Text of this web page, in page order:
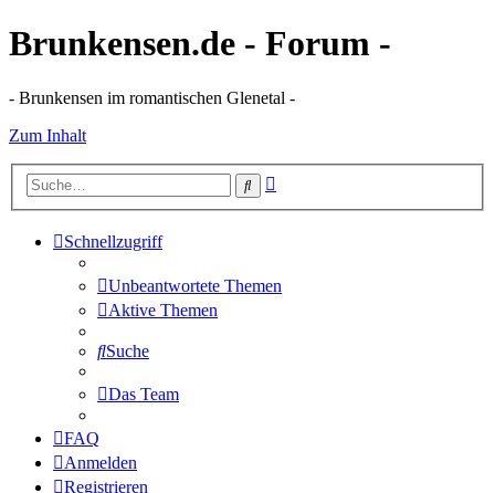
Brunkensen.de - Forum -
- Brunkensen im romantischen Glenetal -
Zum Inhalt
Suche
Schnellzugriff
Unbeantwortete Themen
Aktive Themen
Suche
Das Team
FAQ
Anmelden
Registrieren